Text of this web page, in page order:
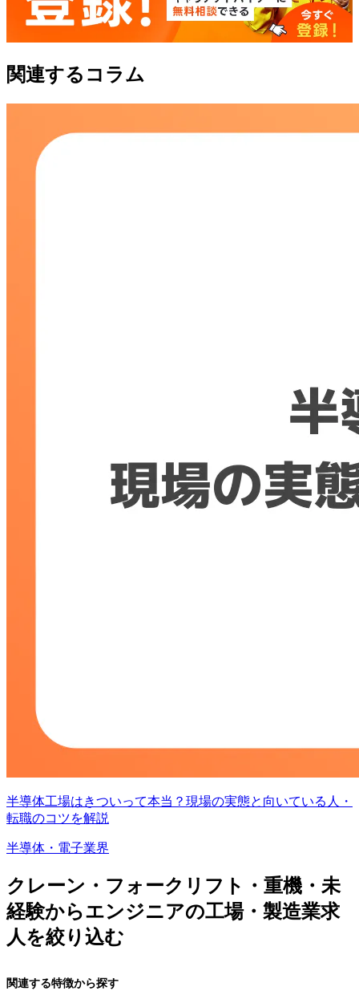
関連するコラム
半導体工場はきついって本当？現場の実態と向いている人・
転職のコツを解説
半導体・電子業界
クレーン・フォークリフト・重機・未
経験からエンジニアの工場・製造業求
人を絞り込む
関連する特徴から探す